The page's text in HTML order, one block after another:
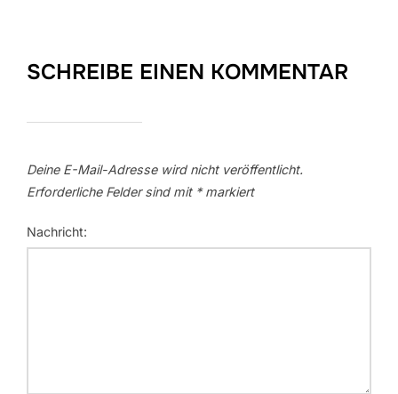
SCHREIBE EINEN KOMMENTAR
Deine E-Mail-Adresse wird nicht veröffentlicht.
Erforderliche Felder sind mit *markiert
Nachricht: